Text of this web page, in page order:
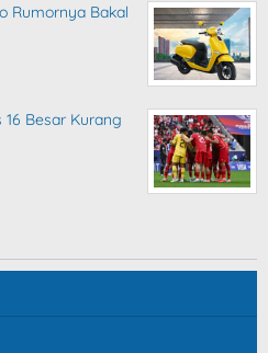
Rumornya Bakal
Besar Kurang